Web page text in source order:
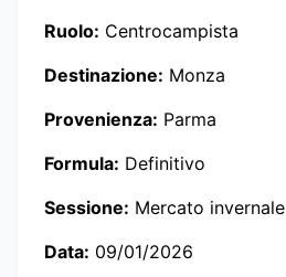
Ruolo: Centrocampista
Destinazione: Monza
Provenienza: Parma
Formula: Definitivo
Sessione: Mercato invernale
Data: 09/01/2026